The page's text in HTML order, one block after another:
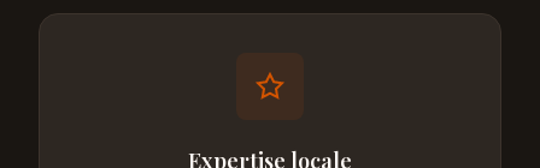
Expertise locale